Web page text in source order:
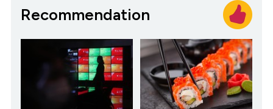
Recommendation